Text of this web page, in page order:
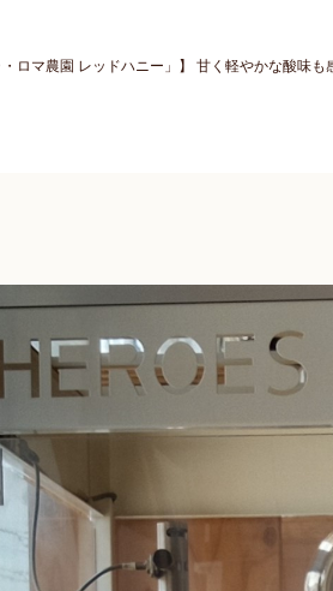
ロマ農園 レッドハニー」】 甘く軽やかな酸味